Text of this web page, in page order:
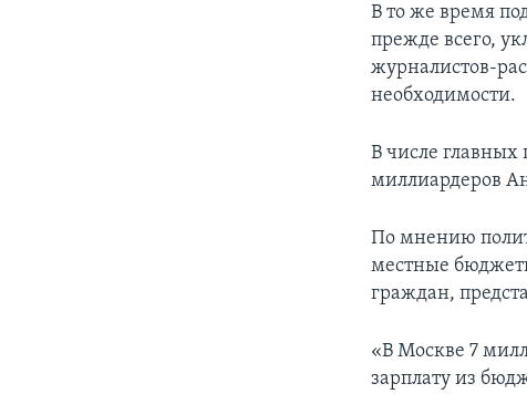
В то же время
прежде всего,
журналистов-
необходимости.
В числе главных
миллиардеров
По мнению
местные
граждан,
«В Москве 7
зарплату из